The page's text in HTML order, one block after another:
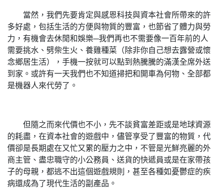
當然，我們先要肯定與感恩科技與資本社會所帶來的許
多好處，包括生活的方便與物質的豐富，也節省了體力與勞
力，有機會去休閒和娛樂─我們再也不需要像一百年前的人
需要挑水、劈柴生火、養雞種菜（除非你自己想去露營或懷
念鄉居生活），手機一按就可以點到熱騰騰的滿漢全席外送
到家。或許有一天我們也不知道掃把和開車為何物、全部都
是機器人來代勞了。
但隨之而來代價也不小，先不談貧富差距或是地球資源
的耗盡，在資本社會的遊戲中，儘管享受了豐富的物質，代
價卻是長期處在又忙又累的壓力之中，不管是光鮮亮麗的外
商主管、盡忠職守的小公務員、送貨的快遞員或是在家帶孩
子的母親，都逃不出這個遊戲規則，甚至各種如憂鬱症的疾
病還成為了現代生活的副產品。